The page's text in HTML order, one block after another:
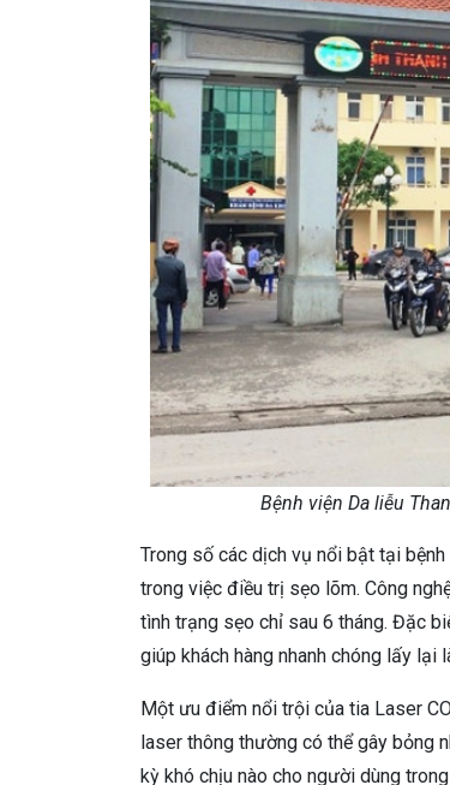
Bệnh viện Da liễu
Trong số các dịch vụ nổi bật tại
trong việc điều trị sẹo lõm. Công
tình trạng sẹo chỉ sau 6 tháng. Đặc
giúp khách hàng nhanh chóng lấy lại
Một ưu điểm nổi trội của tia Laser
laser thông thường có thể gây bỏng
kỳ khó chịu nào cho người dùng